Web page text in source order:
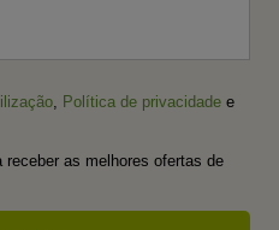
Política de privacidade e
as melhores ofertas de